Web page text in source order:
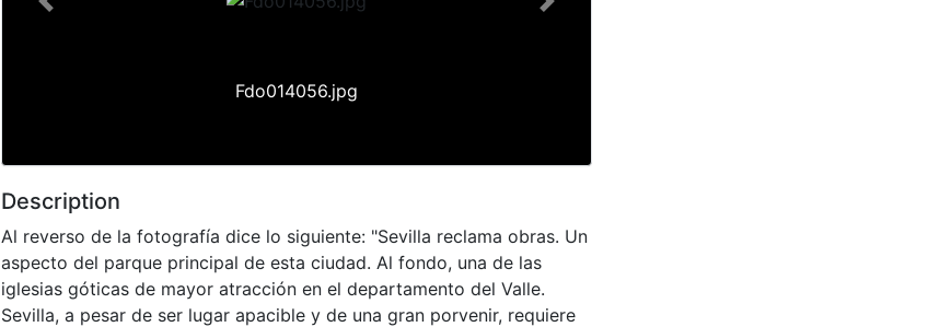
Fdo014056.jpg
Previous Next
Description
Al reverso de la fotografía dice lo siguiente: "Sevilla reclama obras. Un
aspecto del parque principal de esta ciudad. Al fondo, una de las
iglesias góticas de mayor atracción en el departamento del Valle.
Sevilla, a pesar de ser lugar apacible y de una gran porvenir, requiere